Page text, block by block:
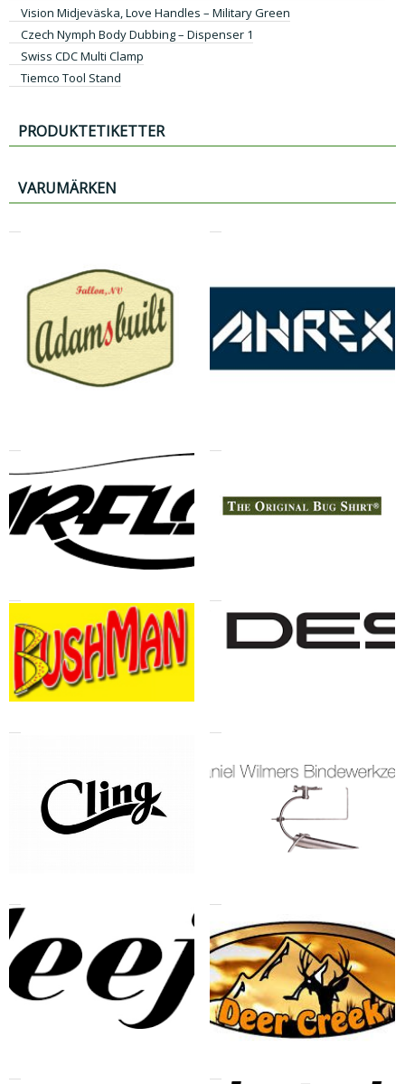
Vision Midjeväska, Love Handles – Military Green
Czech Nymph Body Dubbing – Dispenser 1
Swiss CDC Multi Clamp
Tiemco Tool Stand
PRODUKTETIKETTER
VARUMÄRKEN